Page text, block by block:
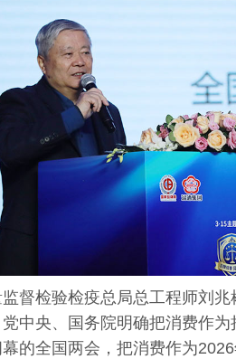
督检验检疫总局总工程师刘兆
中央、国务院明确把消费作
的全国两会，把消费作为